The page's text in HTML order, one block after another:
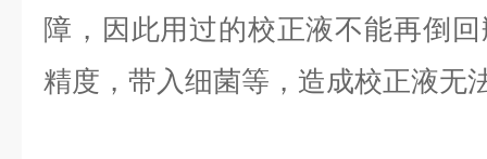
障，因此用过的校正液不能再倒
精度，带入细菌等，造成校正液无